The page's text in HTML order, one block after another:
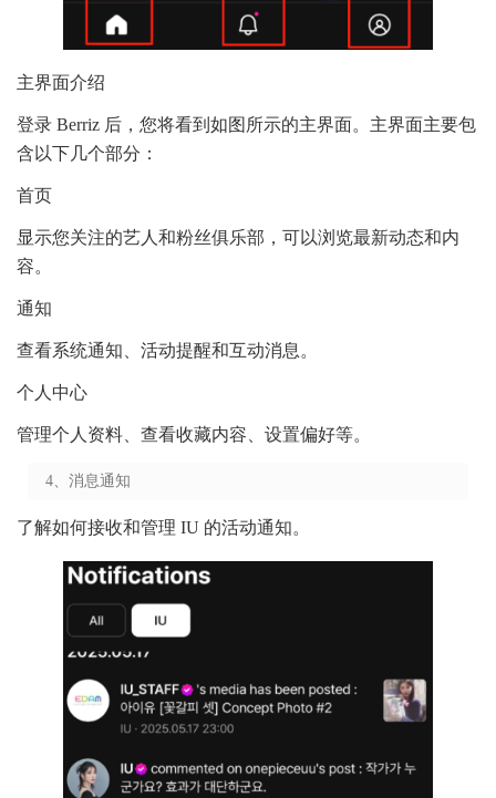
主界面介绍
登录 Berriz 后，您将看到如图所示的主界面。主界面主要包
含以下几个部分：
首页
显示您关注的艺人和粉丝俱乐部，可以浏览最新动态和内
容。
通知
查看系统通知、活动提醒和互动消息。
个人中心
管理个人资料、查看收藏内容、设置偏好等。
4、消息通知
了解如何接收和管理 IU 的活动通知。